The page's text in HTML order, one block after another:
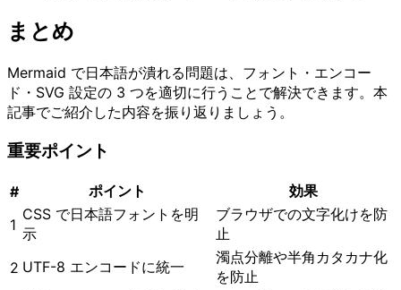
まとめ
Mermaid で日本語が潰れる問題は、フォント・エンコー
ド・SVG 設定の 3 つを適切に行うことで解決できます。本
記事でご紹介した内容を振り返りましょう。
重要ポイント
# ポイント
効果
1
CSS で日本語フォントを明
示
ブラウザでの文字化けを防
止
2 UTF-8 エンコードに統一
濁点分離や半角カタカナ化
を防止